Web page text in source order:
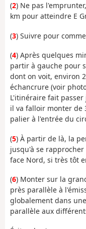
(2) Ne pas
km pour atteindre E
(3) Suivre pour
(4) Après quelques
partir à gauche pour
dont on voit, environ
échancrure (voir
L'itinéraire fait
il va falloir monter de
palier à l'entrée du
(5) À partir de là, la
jusqu'à se rapprocher
face Nord, si très tôt
(6) Monter sur la
près parallèle à
globalement dans
parallèle aux